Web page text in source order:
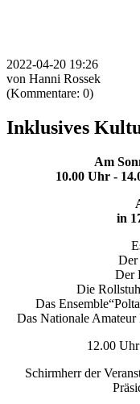
2022-04-20 19:26
von Hanni Rossek
(Kommentare: 0)
Inklusives
Am
10.00 Uhr -
in
Der
Der
Die
Das
Das Nationale
12.00
Schirmherr der